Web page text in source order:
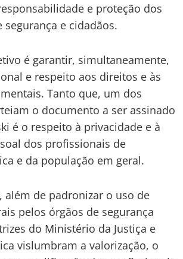
e proteção dos
e cidadãos.
é garantir, simultaneamente,
e respeito aos direitos e às
Tanto que, um dos
o documento a ser assinado
é o respeito à privacidade e à
dos profissionais de
e da população em geral.
além de padronizar o uso de
pelos órgãos de segurança
do Ministério da Justiça e
vislumbram a valorização, o